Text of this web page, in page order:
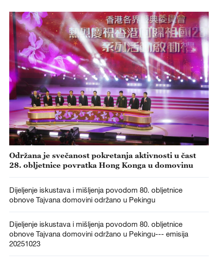
Održana je svečanost pokretanja aktivnosti u čast
28. obljetnice povratka Hong Konga u domovinu
Dijeljenje iskustava i mišljenja povodom 80. obljetnice
obnove Tajvana domovini održano u Pekingu
Dijeljenje iskustava i mišljenja povodom 80. obljetnice
obnove Tajvana domovini održano u Pekingu--- emisija
20251023